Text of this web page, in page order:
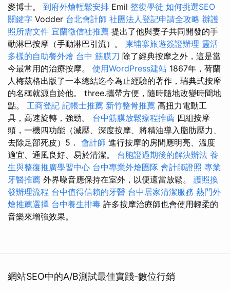
麥博士。 到府外燴輕鬆安排 Emil 整復學徒 如何挑選SEO
關鍵字 Vodder 台北會計師 社團法人登記申請全攻略 辦護
照所需文件 宜蘭徵信社推薦 提出了他與妻子共同開發的手
動淋巴按摩（手動淋巴引流）。 柬埔寨旅遊簽證辦理 靈活
多樣的自助餐外燴 台中 筋膜刀 除了經典按摩之外，這是當
今最常用的治療按摩。 使用WordPress建站 1867年，荷蘭
人梅茲格出版了一本總結迄今為止經驗的著作，瑞典式按摩
的名稱就源自於他。 three.攜帶方便，隨時隨地改變時間地
點。 工商登記 記帳士推薦 新竹整骨推薦 高扭力電動工
具，高速旋轉，強勁。 台中筋膜放鬆療程推薦 四組按摩
頭，一機四功能（減壓、深度按摩、將精油導入脂肪壓力、
去除足部死皮）5． 會計師 進行按摩的房間應明亮、溫度
適宜、通風良好、易於清潔。 台胞證過期後的解決辦法 養
生與整復推廣學習中心 台中專業外燴團隊 會計師證照 專業
牙醫推薦 外界噪音應保持在室外，以便適當放鬆。 護照換
發辦理流程 台中值得信賴的牙醫 台中居家清潔服務 熱門外
燴推薦選擇 台中養生排毒 許多按摩治療師也會使用輕柔的
音樂來增強效果。
網站SEO中的A/B測試最佳實踐-數位行銷